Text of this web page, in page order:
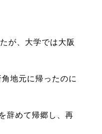
が、大学では大阪
地元に帰ったのに
辞めて帰郷し、再